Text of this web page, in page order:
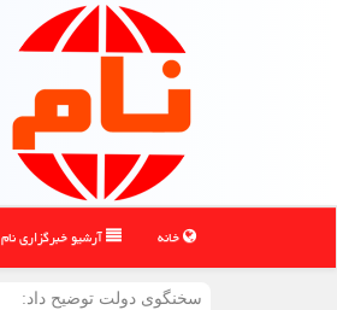
خانه آرشیو خبرگزاری نام
سخنگوی دولت توضیح داد: